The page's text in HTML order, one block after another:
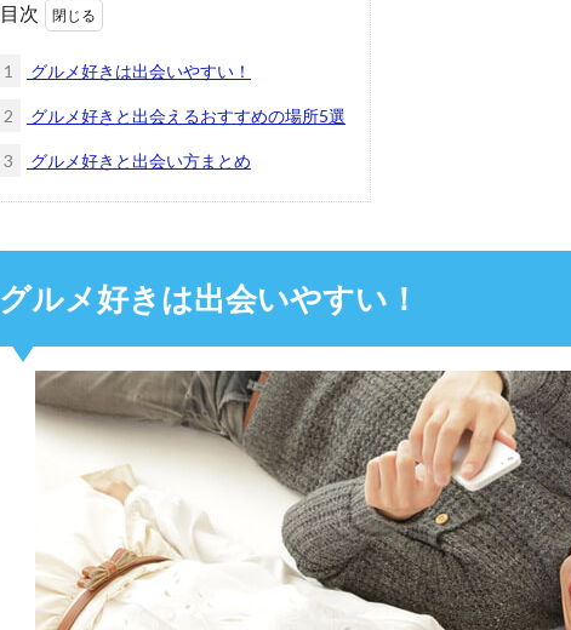
目次
1 グルメ好きは出会いやすい！
2 グルメ好きと出会えるおすすめの場所5選
3 グルメ好きと出会い方まとめ
グルメ好きは出会いやすい！